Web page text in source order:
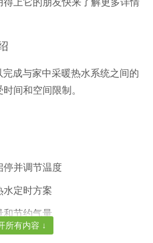
上它的朋友快来了解更多详情
成与家中采暖热水系统之间的
间和空间限制。
停并调节温度
水定时方案
和节约气量
行状态参数
所有内容 ↓